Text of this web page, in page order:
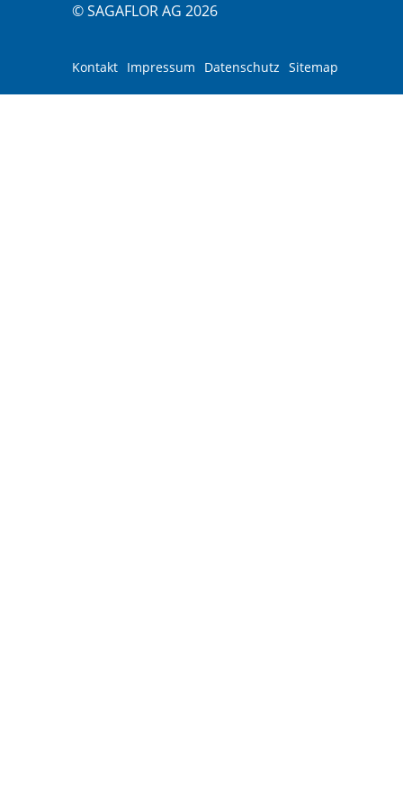
© SAGAFLOR AG 2026
Kontakt Impressum Datenschutz Sitemap